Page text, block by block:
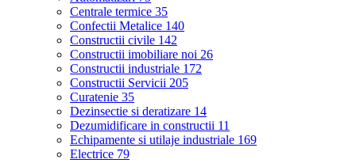
Centrale termice 35
Confectii Metalice 140
Constructii civile 142
Constructii imobiliare noi 26
Constructii industriale 172
Constructii Servicii 205
Curatenie 35
Dezinsectie si deratizare 14
Dezumidificare in constructii 11
Echipamente si utilaje industriale 169
Electrice 79